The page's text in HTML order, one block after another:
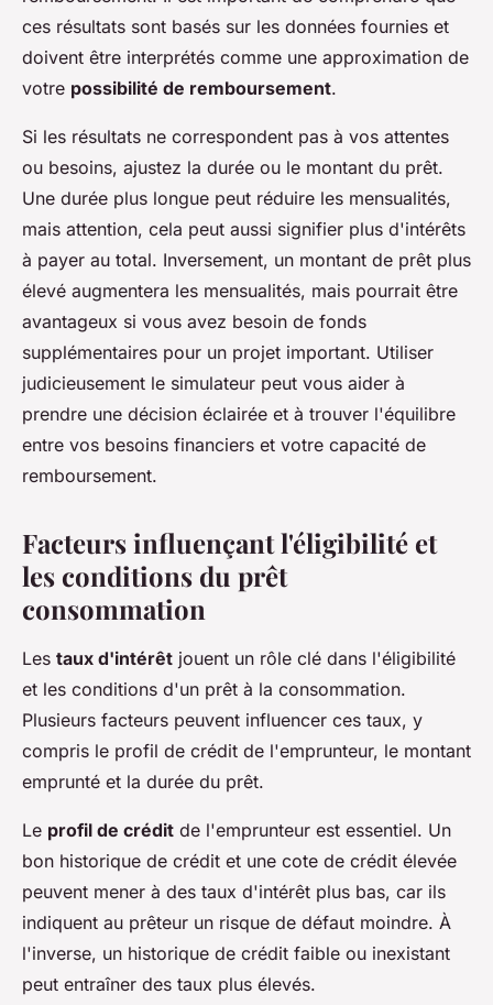
ces résultats sont basés sur les données fournies et
doivent être interprétés comme une approximation de
votre possibilité de remboursement.
Si les résultats ne correspondent pas à vos attentes
ou besoins, ajustez la durée ou le montant du prêt.
Une durée plus longue peut réduire les mensualités,
mais attention, cela peut aussi signifier plus d'intérêts
à payer au total. Inversement, un montant de prêt plus
élevé augmentera les mensualités, mais pourrait être
avantageux si vous avez besoin de fonds
supplémentaires pour un projet important. Utiliser
judicieusement le simulateur peut vous aider à
prendre une décision éclairée et à trouver l'équilibre
entre vos besoins financiers et votre capacité de
remboursement.
Facteurs influençant l'éligibilité et
les conditions du prêt
consommation
Les taux d'intérêt jouent un rôle clé dans l'éligibilité
et les conditions d'un prêt à la consommation.
Plusieurs facteurs peuvent influencer ces taux, y
compris le profil de crédit de l'emprunteur, le montant
emprunté et la durée du prêt.
Le profil de crédit de l'emprunteur est essentiel. Un
bon historique de crédit et une cote de crédit élevée
peuvent mener à des taux d'intérêt plus bas, car ils
indiquent au prêteur un risque de défaut moindre. À
l'inverse, un historique de crédit faible ou inexistant
peut entraîner des taux plus élevés.